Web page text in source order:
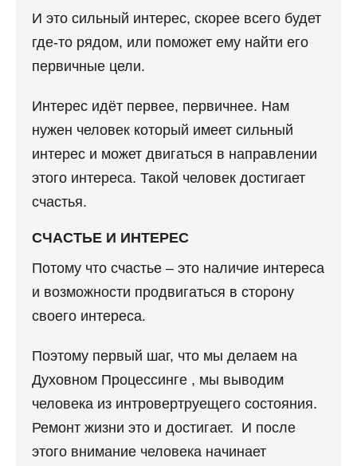
И это сильный интерес, скорее всего будет
где-то рядом, или поможет ему найти его
первичные цели.
Интерес идёт первее, первичнее. Нам
нужен человек который имеет сильный
интерес и может двигаться в направлении
этого интереса. Такой человек достигает
счастья.
СЧАСТЬЕ И ИНТЕРЕС
Потому что счастье – это наличие интереса
и возможности продвигаться в сторону
своего интереса.
Поэтому первый шаг, что мы делаем на
Духовном Процессинге , мы выводим
человека из интровертруещего состояния.
Ремонт жизни это и достигает. И после
этого внимание человека начинает